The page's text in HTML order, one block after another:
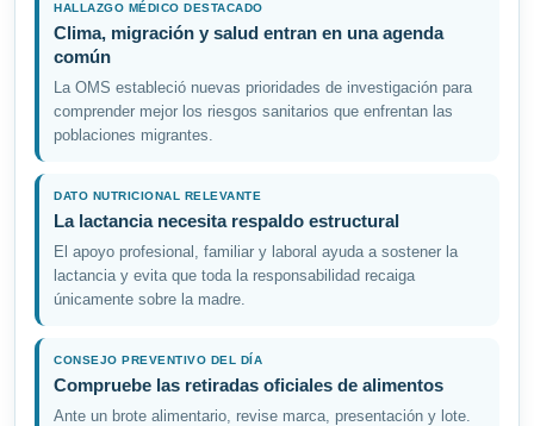
HALLAZGO MÉDICO DESTACADO
Clima, migración y salud entran en una agenda
común
La OMS estableció nuevas prioridades de investigación para
comprender mejor los riesgos sanitarios que enfrentan las
poblaciones migrantes.
DATO NUTRICIONAL RELEVANTE
La lactancia necesita respaldo estructural
El apoyo profesional, familiar y laboral ayuda a sostener la
lactancia y evita que toda la responsabilidad recaiga
únicamente sobre la madre.
CONSEJO PREVENTIVO DEL DÍA
Compruebe las retiradas oficiales de alimentos
Ante un brote alimentario, revise marca, presentación y lote.